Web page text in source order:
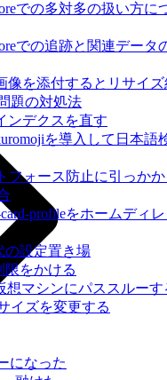
での多対多の扱い方に
での追跡と関連データ
像を添付するとリサイ
題の対処法
ンデクスを直す
を導入して日本語
フォース防止に引っか
profileをホームディ
の設定置き場
限をかける
想マシンにパススルーす
イズを変更する
になった